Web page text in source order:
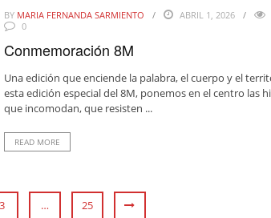
BY MARIA FERNANDA SARMIENTO ABRIL 1, 2026
0
Conmemoración 8M
Una edición que enciende la palabra, el cuerpo y el
esta edición especial del 8M, ponemos en el centro las
que incomodan, que resisten ...
READ MORE
3 … 25